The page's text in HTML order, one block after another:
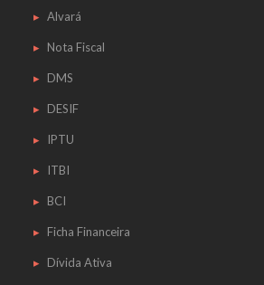
Alvará
Nota Fiscal
DMS
DESIF
IPTU
ITBI
BCI
Ficha Financeira
Dívida Ativa